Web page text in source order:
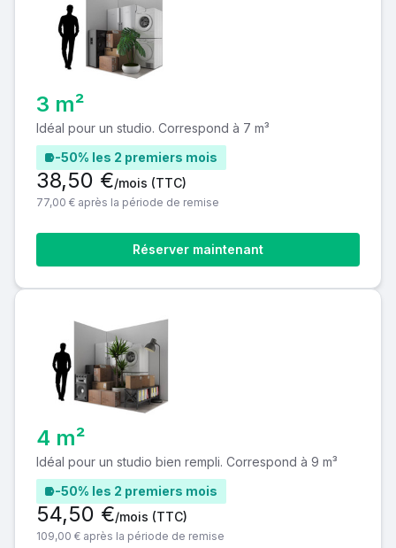
3 m²
Idéal pour un studio. Correspond à 7 m³
-50% les 2 premiers mois
Réserver maintenant
38,50 €/mois (TTC)
77,00 € après la période de remise
4 m²
Idéal pour un studio bien rempli. Correspond à 9 m³
-50% les 2 premiers mois
54,50 €/mois (TTC)
109,00 € après la période de remise